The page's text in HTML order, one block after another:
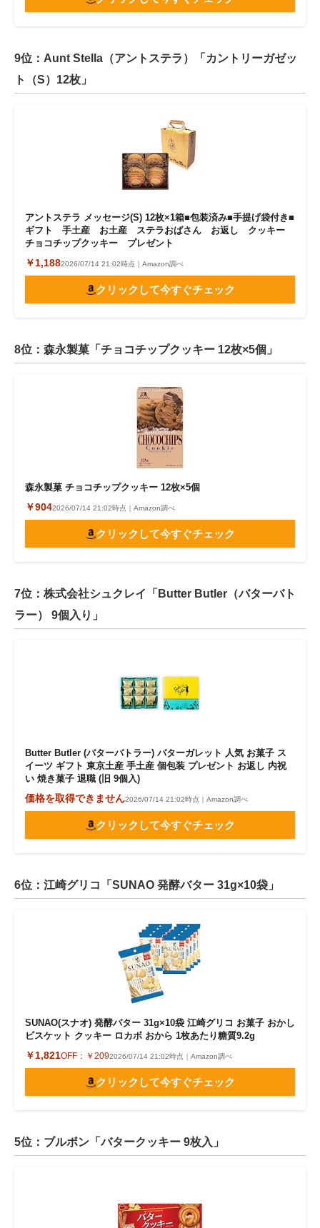
9位：Aunt Stella（アントステラ）「カントリーガゼッ
ト（S）12枚」
アントステラ メッセージ(S) 12枚×1箱■包装済み■手提げ袋付き■
ギフト 手土産 お土産 ステラおばさん お返し クッキー
チョコチップクッキー プレゼント
￥1,1882026/07/14 21:02時点｜Amazon調べ
クリックして今すぐチェック
8位：森永製菓「チョコチップクッキー 12枚×5個」
森永製菓 チョコチップクッキー 12枚×5個
￥9042026/07/14 21:02時点｜Amazon調べ
クリックして今すぐチェック
7位：株式会社シュクレイ「Butter Butler（バターバト
ラー） 9個入り」
Butter Butler (バターバトラー) バターガレット 人気 お菓子 ス
イーツ ギフト 東京土産 手土産 個包装 プレゼント お返し 内祝
い 焼き菓子 退職 (旧 9個入)
価格を取得できません2026/07/14 21:02時点｜Amazon調べ
クリックして今すぐチェック
6位：江崎グリコ「SUNAO 発酵バター 31g×10袋」
SUNAO(スナオ) 発酵バター 31g×10袋 江崎グリコ お菓子 おかし
ビスケット クッキー ロカボ おから 1枚あたり糖質9.2g
￥1,821OFF： ￥2092026/07/14 21:02時点｜Amazon調べ
クリックして今すぐチェック
5位：ブルボン「バタークッキー 9枚入」